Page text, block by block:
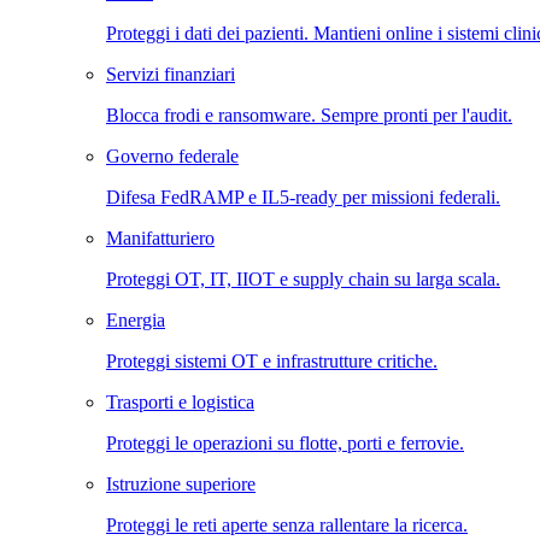
Proteggi i dati dei pazienti. Mantieni online i sistemi
Servizi finanziari
Blocca frodi e ransomware. Sempre pronti per l'audit.
Governo federale
Difesa FedRAMP e IL5-ready per missioni federali.
Manifatturiero
Proteggi OT, IT, IIOT e supply chain su larga scala.
Energia
Proteggi sistemi OT e infrastrutture critiche.
Trasporti e logistica
Proteggi le operazioni su flotte, porti e ferrovie.
Istruzione superiore
Proteggi le reti aperte senza rallentare la ricerca.